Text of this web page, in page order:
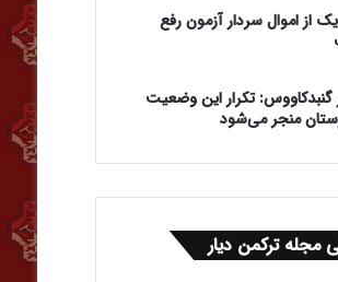
از اموال سردار آزمون رفع
گنبدکاووس: تکرار این وضعیت
منجر می‌شود
مجله ترکمن دیار